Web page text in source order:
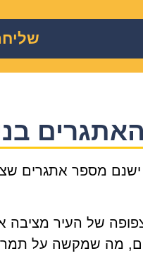
ישנם מספר אתגרים
של העיר מציבה
מה שמקשה על תמרון